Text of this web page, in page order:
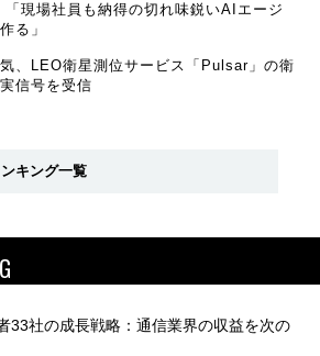
現場社員も納得の切れ味鋭いAIエージ
る」
、LEO衛星測位サービス「Pulsar」の衛
信号を受信
キング一覧
33社の成長戦略：通信業界の収益を次の